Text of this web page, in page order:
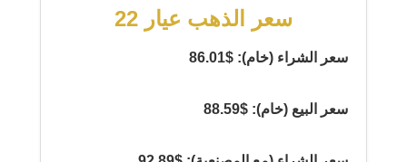
سعر الذهب عيار 22
سعر الشراء (خام): $86.01
سعر البيع (خام): $88.59